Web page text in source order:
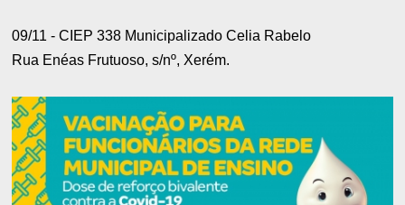
09/11 - CIEP 338 Municipalizado Celia Rabelo
Rua Enéas Frutuoso, s/nº, Xerém.